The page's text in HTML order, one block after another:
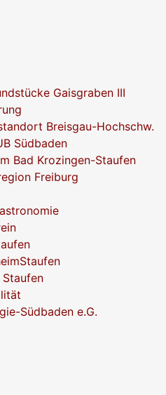
Gaisgraben III
Breisgau-Hochschw.
Südbaden
Bad Krozingen-Staufen
Freiburg
Staufen
Südbaden e.G.